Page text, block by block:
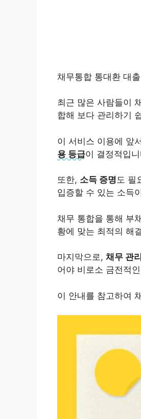
채무통합 통대환 대
최근 많은 사람들이
합해 보다 관리하기
이 서비스 이용에 앞
용 등급이 결정적입
또한, 소득 증명도 필
입증할 수 있는 소득
채무 통합을 통해 부
황에 맞는 최적의 해
마지막으로, 채무 관리
어야 비로소 금전적
이 안내를 참고하여